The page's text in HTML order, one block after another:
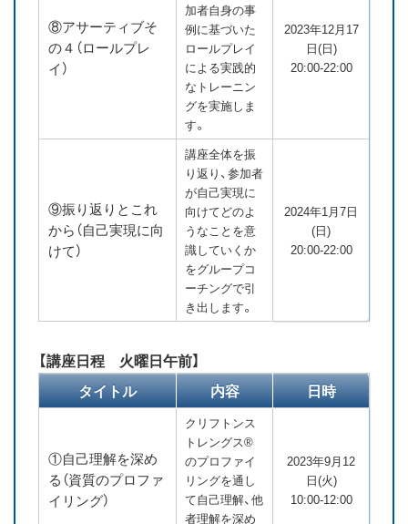
⑧アサーティブそ
の４（ロールプレ
イ）
加者自身の事
例に基づいた
ロールプレイ
による実践的
なトレーニン
グを実施しま
す。
2023年12月17
日(日)
20:00-22:00
⑨振り返りとこれ
から（自己実現に向
けて）
講座全体を振
り返り、参加者
が自己実現に
向けてどのよ
うなことを意
識していくか
をグループコ
ーチングで引
き出します。
2024年1月7日
(日)
20:00-22:00
【講座日程 火曜日午前】
タイトル
内容 日時
①自己理解を深め
る（資質のプロファ
イリング）
クリフトンス
トレングス®
のプロファイ
リングを通し
て自己理解、他
者理解を深め
2023年9月12
日(火)
10:00-12:00